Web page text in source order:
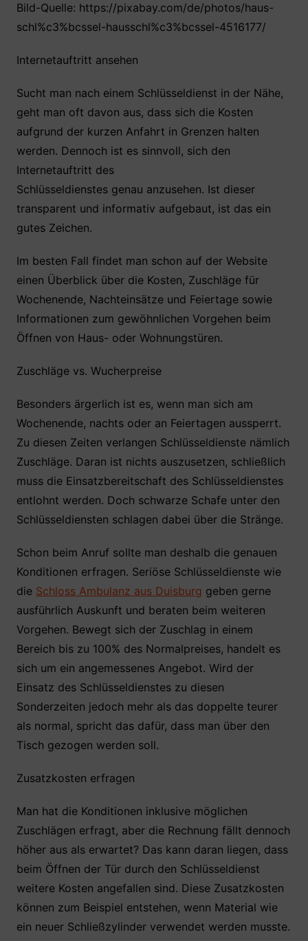
Bild-Quelle: https://pixabay.com/de/photos/haus-
schl%c3%bcssel-hausschl%c3%bcssel-4516177/
Internetauftritt ansehen
Sucht man nach einem Schlüsseldienst in der Nähe,
geht man oft davon aus, dass sich die Kosten
aufgrund der kurzen Anfahrt in Grenzen halten
werden. Dennoch ist es sinnvoll, sich den
Internetauftritt des
Schlüsseldienstes genau anzusehen. Ist dieser
transparent und informativ aufgebaut, ist das ein
gutes Zeichen.
Im besten Fall findet man schon auf der Website
einen Überblick über die Kosten, Zuschläge für
Wochenende, Nachteinsätze und Feiertage sowie
Informationen zum gewöhnlichen Vorgehen beim
Öffnen von Haus- oder Wohnungstüren.
Zuschläge vs. Wucherpreise
Besonders ärgerlich ist es, wenn man sich am
Wochenende, nachts oder an Feiertagen aussperrt.
Zu diesen Zeiten verlangen Schlüsseldienste nämlich
Zuschläge. Daran ist nichts auszusetzen, schließlich
muss die Einsatzbereitschaft des Schlüsseldienstes
entlohnt werden. Doch schwarze Schafe unter den
Schlüsseldiensten schlagen dabei über die Stränge.
Schon beim Anruf sollte man deshalb die genauen
Konditionen erfragen. Seriöse Schlüsseldienste wie
die Schloss Ambulanz aus Duisburg geben gerne
ausführlich Auskunft und beraten beim weiteren
Vorgehen. Bewegt sich der Zuschlag in einem
Bereich bis zu 100% des Normalpreises, handelt es
sich um ein angemessenes Angebot. Wird der
Einsatz des Schlüsseldienstes zu diesen
Sonderzeiten jedoch mehr als das doppelte teurer
als normal, spricht das dafür, dass man über den
Tisch gezogen werden soll.
Zusatzkosten erfragen
Man hat die Konditionen inklusive möglichen
Zuschlägen erfragt, aber die Rechnung fällt dennoch
höher aus als erwartet? Das kann daran liegen, dass
beim Öffnen der Tür durch den Schlüsseldienst
weitere Kosten angefallen sind. Diese Zusatzkosten
können zum Beispiel entstehen, wenn Material wie
ein neuer Schließzylinder verwendet werden musste.